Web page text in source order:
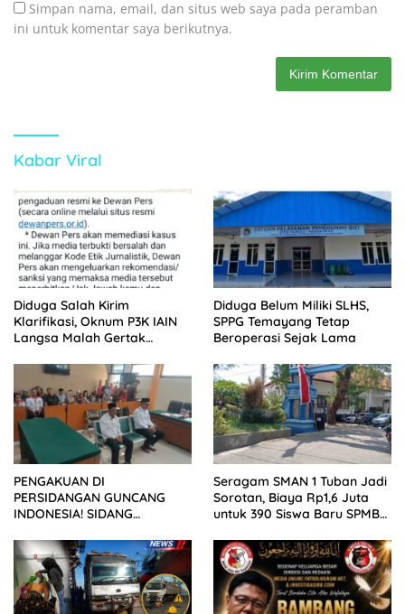
Simpan nama, email, dan situs web saya pada peramban
ini untuk komentar saya berikutnya.
Kabar Viral
Diduga Salah Kirim
Klarifikasi, Oknum P3K IAIN
Langsa Malah Gertak
Diduga Belum Miliki SLHS,
SPPG Temayang Tetap
Beroperasi Sejak Lama
PENGAKUAN DI
PERSIDANGAN GUNCANG
INDONESIA! SIDANG
KELUARGA KORBAN
MENGAMUK DI PN MALANG
Seragam SMAN 1 Tuban Jadi
Sorotan, Biaya Rp1,6 Juta
untuk 390 Siswa Baru SPMB